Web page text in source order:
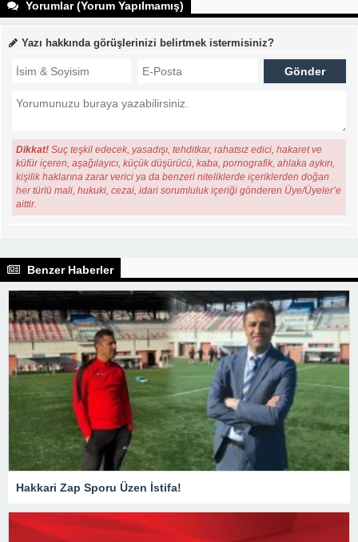
Yorumlar (Yorum Yapılmamış)
Yazı hakkında görüşlerinizi belirtmek istermisiniz?
Dikkat! Suç teşkil edecek, yasadışı, tehditkar, rahatsız edici, hakaret ve
küfür içeren, aşağılayıcı, küçük düşürücü, kaba, pornografik, ahlaka aykırı,
kişilik haklarına zarar verici ya da benzeri niteliklerde içeriklerden doğan
her türlü mali, hukuki, cezai, idari sorumluluk içeriği gönderen Üye/Üyeler’e
aittir.
Benzer Haberler
Hakkari Zap Sporu Üzen İstifa!